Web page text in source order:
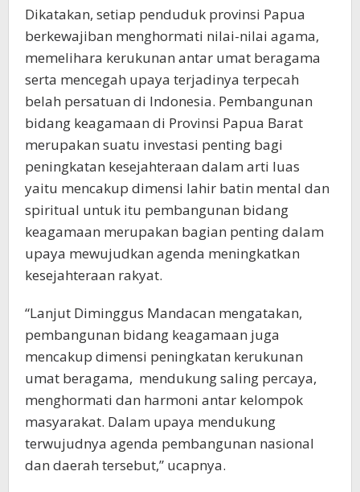
Dikatakan, setiap penduduk provinsi Papua
berkewajiban menghormati nilai-nilai agama,
memelihara kerukunan antar umat beragama
serta mencegah upaya terjadinya terpecah
belah persatuan di Indonesia. Pembangunan
bidang keagamaan di Provinsi Papua Barat
merupakan suatu investasi penting bagi
peningkatan kesejahteraan dalam arti luas
yaitu mencakup dimensi lahir batin mental dan
spiritual untuk itu pembangunan bidang
keagamaan merupakan bagian penting dalam
upaya mewujudkan agenda meningkatkan
kesejahteraan rakyat.
“Lanjut Diminggus Mandacan mengatakan,
pembangunan bidang keagamaan juga
mencakup dimensi peningkatan kerukunan
umat beragama, mendukung saling percaya,
menghormati dan harmoni antar kelompok
masyarakat. Dalam upaya mendukung
terwujudnya agenda pembangunan nasional
dan daerah tersebut,” ucapnya.